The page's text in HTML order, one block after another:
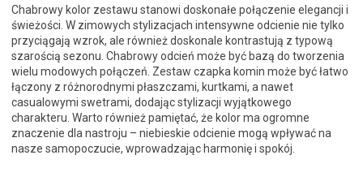
Chabrowy kolor zestawu stanowi doskonałe połączenie elegancji i
świeżości. W zimowych stylizacjach intensywne odcienie nie tylko
przyciągają wzrok, ale również doskonale kontrastują z typową
szarością sezonu. Chabrowy odcień może być bazą do tworzenia
wielu modowych połączeń. Zestaw czapka komin może być łatwo
łączony z różnorodnymi płaszczami, kurtkami, a nawet
casualowymi swetrami, dodając stylizacji wyjątkowego
charakteru. Warto również pamiętać, że kolor ma ogromne
znaczenie dla nastroju – niebieskie odcienie mogą wpływać na
nasze samopoczucie, wprowadzając harmonię i spokój.